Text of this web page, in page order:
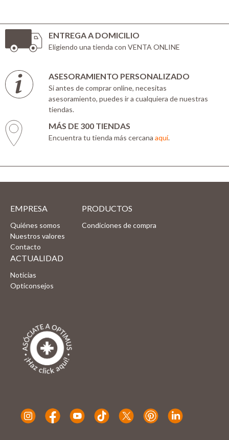
ENTREGA A DOMICILIO
Eligiendo una tienda con VENTA ONLINE
ASESORAMIENTO PERSONALIZADO
Si antes de comprar online, necesitas
asesoramiento, puedes ir a cualquiera de nuestras
tiendas.
MÁS DE 300 TIENDAS
Encuentra tu tienda más cercana aquí.
EMPRESA
Quiénes somos
Nuestros valores
Contacto
PRODUCTOS
Condiciones de compra
ACTUALIDAD
Noticias
Opticonsejos